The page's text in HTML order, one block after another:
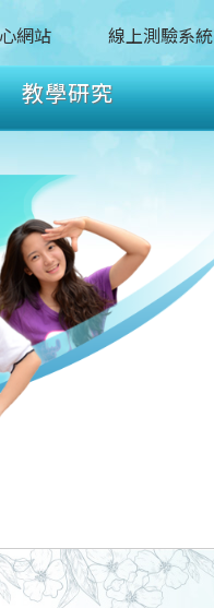
網站 線上測驗系統
教學研究